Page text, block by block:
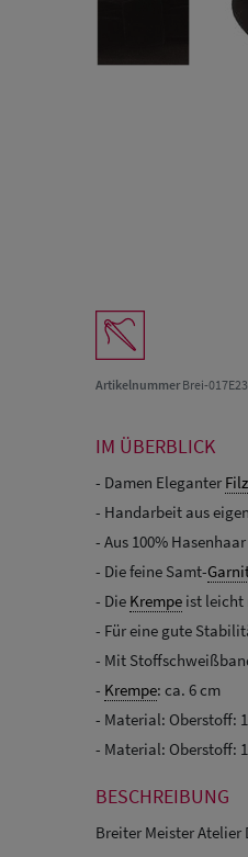
ArtikelnummerBrei-
IM ÜBERBLICK
- Damen Eleganter Filz
- Handarbeit aus
- Aus 100% Hasenhaar
- Die feine Samt-
- Die Krempe ist leicht
- Für eine gute
- Mit
- Krempe: ca. 6 cm
- Material: Oberstoff:
- Material: Oberstoff:
BESCHREIBUNG
Breiter Meister Atelier